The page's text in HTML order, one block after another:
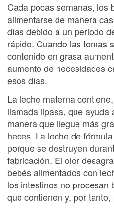
Cada pocas semanas, los
alimentarse de manera
días debido a un periodo
rápido. Cuando las tomas
contenido en grasa
aumento de necesidades
esos días.
La leche materna
llamada lipasa, que ayuda
manera que llegue más
heces. La leche de
porque se destruyen
fabricación. El olor
bebés alimentados con
los intestinos no procesan
que contienen y, por